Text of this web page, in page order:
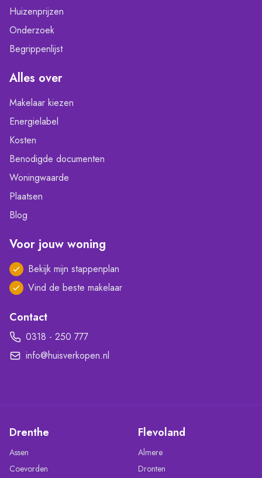
Huizenprijzen
Onderzoek
Begrippenlijst
Alles over
Makelaar kiezen
Energielabel
Kosten
Benodigde documenten
Woningwaarde
Plaatsen
Blog
Voor jouw woning
Bekijk mijn stappenplan
Vind de beste makelaar
Contact
0318 - 250 777
info@huisverkopen.nl
Drenthe
Assen
Coevorden
Flevoland
Almere
Dronten